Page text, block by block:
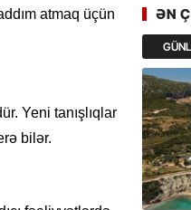
atmaq üçün
Yeni tanışlıqlar
bilər.
Awards
-
Türkiyə
“İlham
ƏN